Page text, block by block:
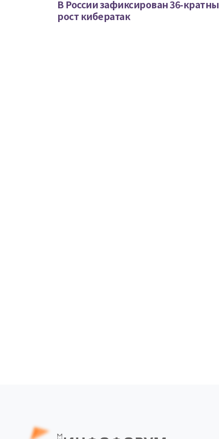
В России зафиксирован 36-
рост кибератак